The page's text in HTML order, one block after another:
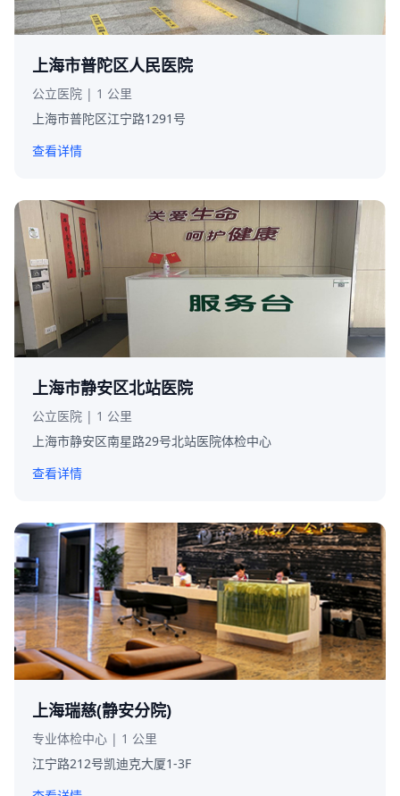
上海市普陀区人民医院
公立医院 | 1 公里
上海市普陀区江宁路1291号
查看详情
上海市静安区北站医院
公立医院 | 1 公里
上海市静安区南星路29号北站医院体检中心
查看详情
上海瑞慈(静安分院)
专业体检中心 | 1 公里
江宁路212号凯迪克大厦1-3F